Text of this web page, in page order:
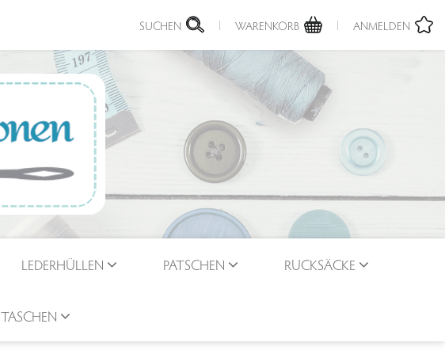
SUCHEN WARENKORB ANMELDEN
LEDERHÜLLEN PATSCHEN RUCKSÄCKE
TASCHEN